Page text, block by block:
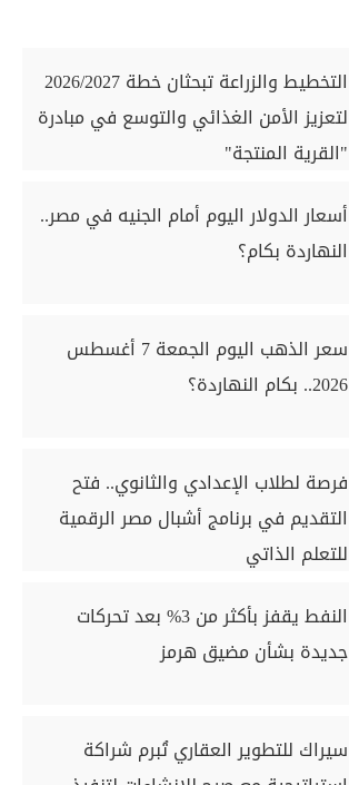
التخطيط والزراعة تبحثان خطة 2026/2027
لتعزيز الأمن الغذائي والتوسع في مبادرة
"القرية المنتجة"
أسعار الدولار اليوم أمام الجنيه في مصر..
النهاردة بكام؟
سعر الذهب اليوم الجمعة 7 أغسطس
2026.. بكام النهاردة؟
فرصة لطلاب الإعدادي والثانوي.. فتح
التقديم في برنامج أشبال مصر الرقمية
للتعلم الذاتي
النفط يقفز بأكثر من 3% بعد تحركات
جديدة بشأن مضيق هرمز
سيراك للتطوير العقاري تُبرم شراكة